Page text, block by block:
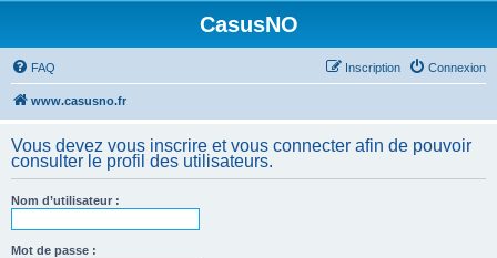
CasusNO
FAQ Connexion
Inscription
www.casusno.fr
Vous devez vous inscrire et vous connecter afin de pouvoir
consulter le profil des utilisateurs.
Nom d’utilisateur :
Mot de passe :